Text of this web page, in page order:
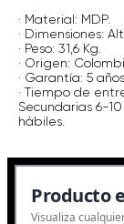
· Material: MDP.
· Dimensiones:
· Peso: 31,6 Kg.
· Origen:
· Garantía: 5
· Tiempo de
Secundarias 6-
hábiles.